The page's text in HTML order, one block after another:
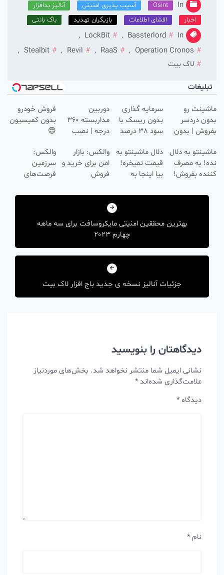
In
Osint آسیب پذیری امنیتی
آنالیز بدافزار
افشای اطلاعات بازیگران تهدید باگ بانتی
In
Bassterlord
,
LockBit
,
Operation Cronos
,
RaaS
,
Revil
,
Stealbit
,
لاک بیت
رو
دردسر
| بدون
سرمایه گذاری
بدون ریسک با
سود 38 درصد
دوربین
مداربسته 360
درجه | نصب
فروش خودرو
بدون کمیسیون
به دلال
به مصرف
بفروش!
تماس
دلال ماشینتو به
قیمت نمیخره!
بیا اینجا به
بفروش*فقط
والکس: بازار
امن برای خرید و
فروش
دیجیتال
والکس:
سرزمین
فرصت‌های
دیجیتال شما
بهترین محققین امنیتی مایکروسافت برای سه ماهه
چهارم 2023
جزئیات آنالیز نسخه ی جدید باج افزار لاک بیت
دیدگاهتان را بنویسید
نشانی ایمیل شما منتشر نخواهد شد.بخش‌های موردنیاز
علامت‌گذاری شده‌اند*
دیدگاه*